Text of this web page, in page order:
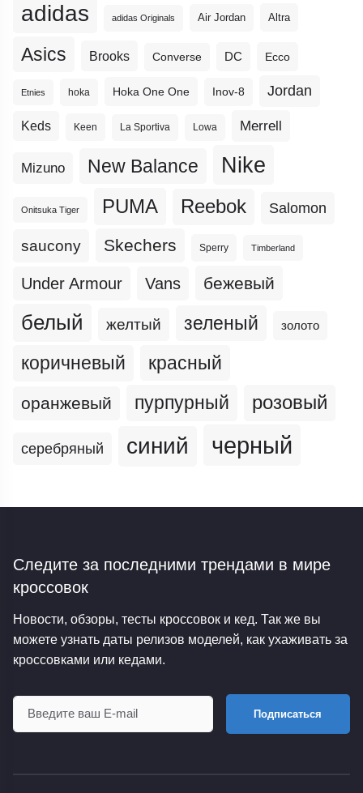
adidas adidas Originals Air Jordan Altra
Asics Brooks Converse DC Ecco
Etnies hoka Hoka One One Inov-8 Jordan
Keds Keen La Sportiva Lowa Merrell
Mizuno New Balance Nike
Onitsuka Tiger PUMA Reebok Salomon
saucony Skechers Sperry Timberland
Under Armour Vans бежевый
белый желтый зеленый золото
коричневый красный
оранжевый пурпурный розовый
серебряный синий черный
Следите за последними трендами в мире
кроссовок
Новости, обзоры, тесты кроссовок и кед. Так же вы
можете узнать даты релизов моделей, как ухаживать за
кроссовками или кедами.
Подписаться